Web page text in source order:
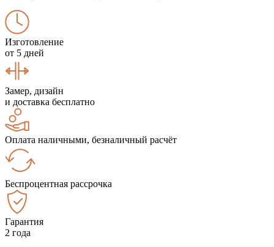
Изготовление
от 5 дней
Замер, дизайн
и доставка бесплатно
Оплата наличными, безналичный расчёт
Беспроцентная рассрочка
Гарантия
2 года